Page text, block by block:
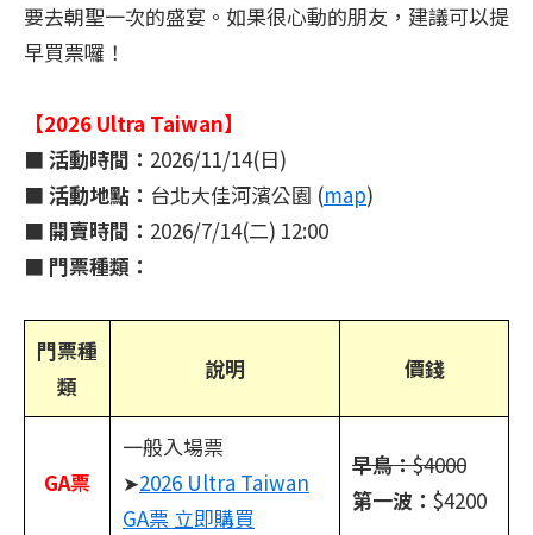
要去朝聖一次的盛宴。如果很心動的朋友，建議可以提
早買票囉！
【2026 Ultra Taiwan】
■ 活動時間： 2026/11/14(日)
■ 活動地點： 台北大佳河濱公園 (map)
■ 開賣時間： 2026/7/14(二) 12:00
■ 門票種類：
門票種
類
說明 價錢
GA票
一般入場票
➤2026 Ultra Taiwan
GA票 立即購買
早鳥：$4000
第一波： $4200